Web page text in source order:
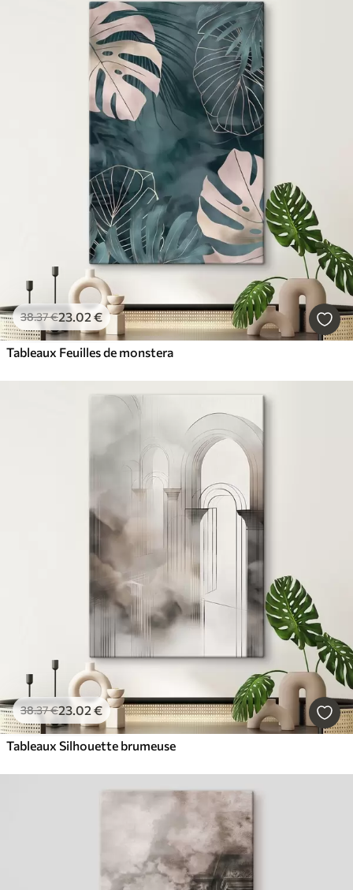
38.37€23.02 €
Tableaux Feuilles de monstera
38.37€23.02 €
Tableaux Silhouette brumeuse